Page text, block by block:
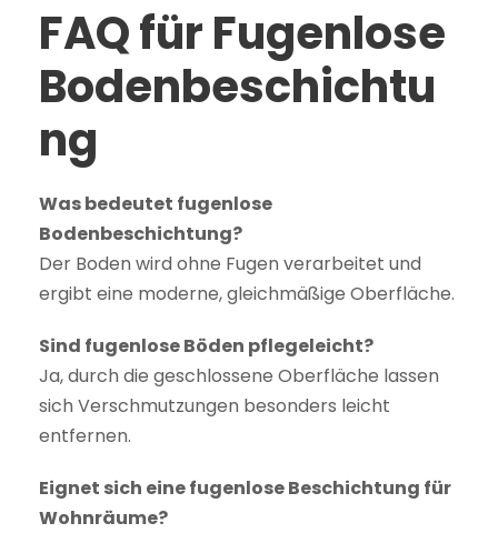
FAQ für Fugenlose
Bodenbeschichtu
ng
Was bedeutet fugenlose
Bodenbeschichtung?
Der Boden wird ohne Fugen verarbeitet und
ergibt eine moderne, gleichmäßige Oberfläche.
Sind fugenlose Böden pflegeleicht?
Ja, durch die geschlossene Oberfläche lassen
sich Verschmutzungen besonders leicht
entfernen.
Eignet sich eine fugenlose Beschichtung für
Wohnräume?